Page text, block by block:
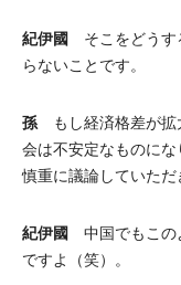
紀伊國 そこをどうす
らないことです。
孫 もし経済格差が拡
会は不安定なものに
慎重に議論していただ
紀伊國 中国でもこの
ですよ（笑）。